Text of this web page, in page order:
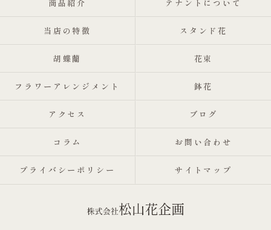
商品紹介 テナントについて
当店の特徴 スタンド花
胡蝶蘭 花束
フラワーアレンジメント 鉢花
アクセス ブログ
コラム お問い合わせ
プライバシーポリシー サイトマップ